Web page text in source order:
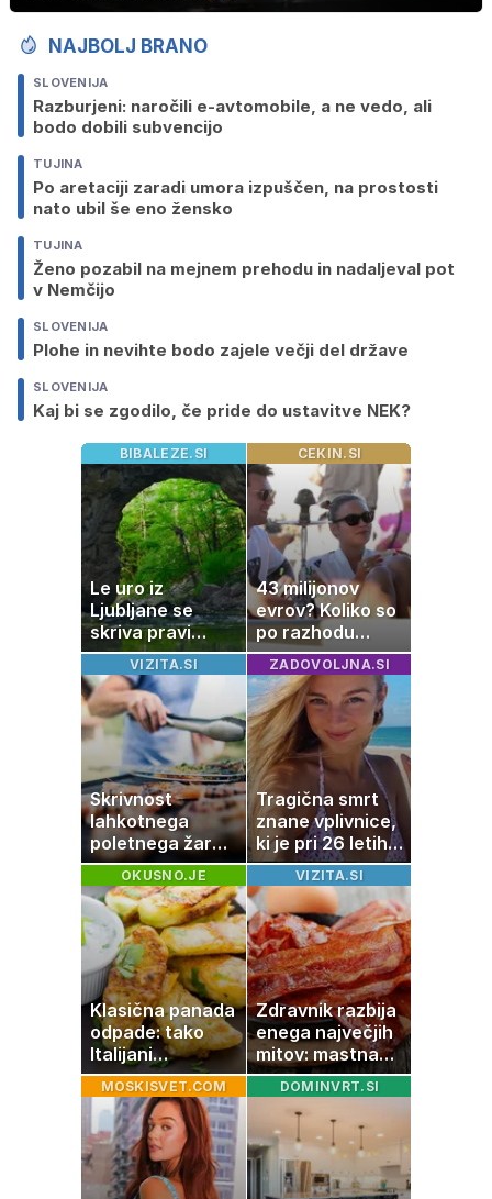
NAJBOLJ BRANO
SLOVENIJA
Razburjeni: naročili e-avtomobile, a ne vedo, ali
bodo dobili subvencijo
TUJINA
Po aretaciji zaradi umora izpuščen, na prostosti
nato ubil še eno žensko
TUJINA
Ženo pozabil na mejnem prehodu in nadaljeval pot
v Nemčijo
SLOVENIJA
Plohe in nevihte bodo zajele večji del države
SLOVENIJA
Kaj bi se zgodilo, če pride do ustavitve NEK?
BIBALEZE.SI
Le uro iz
Ljubljane se
skriva pravi
naravni čudež:
izlet, ki bo
navdušil otroke
CEKIN.SI
43 milijonov
evrov? Koliko so
po razhodu
zahtevale ali
prejele
partnerice
športnih
zvezdnikov
VIZITA.SI
Skrivnost
lahkotnega
poletnega žara,
po katerem ne
boste
potrebovali
popoldanskega
spanca
ZADOVOLJNA.SI
Tragična smrt
znane vplivnice,
ki je pri 26 letih
izgubila boj z
boleznijo
OKUSNO.JE
Klasična panada
odpade: tako
Italijani
pripravijo
slastne ocvrte
bučke
VIZITA.SI
Zdravnik razbija
enega največjih
mitov: mastna
jetra ne
nastanejo zaradi
slanine, temveč
zaradi živila, ki
ga imamo vsi
radi
MOSKISVET.COM DOMINVRT.SI